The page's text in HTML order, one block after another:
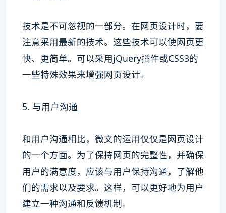
技术是不可忽视的一部分。在网页设计时，要
注意采用最新的技术。这些技术可以使网页更
快、更简单。可以采用jQuery插件或CSS3的
一些特殊效果来增强网页设计。
5. 与用户沟通
和用户沟通相比，微文的运用仅仅是网页设计
的一个方面。为了保持网页的完整性，并确保
用户的满意度，应该与用户保持沟通，了解他
们的需求以及要求。这样，可以更好地为用户
建立一种沟通和反馈机制。